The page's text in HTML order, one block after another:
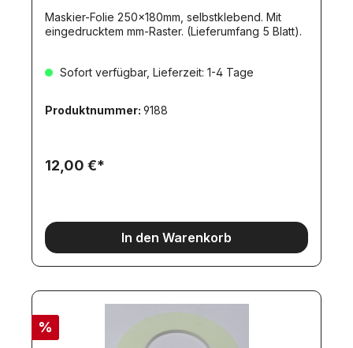
Maskier-Folie 250x180mm, selbstklebend. Mit
eingedrucktem mm-Raster. (Lieferumfang 5 Blatt).
Sofort verfügbar, Lieferzeit: 1-4 Tage
Produktnummer: 9188
12,00 €*
In den Warenkorb
%